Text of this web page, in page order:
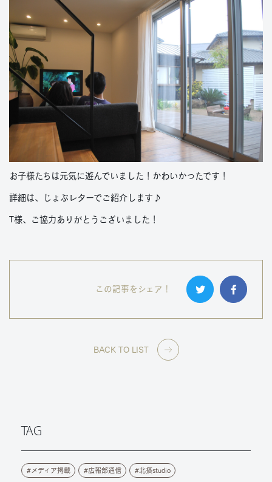
お子様たちは元気に遊んでいました！かわいかったです！
詳細は、じょぶレターでご紹介します♪
T様、ご協力ありがとうございました！
この記事をシェア！
BACK TO LIST
TAG
メディア掲載 広報部通信 北摂studio